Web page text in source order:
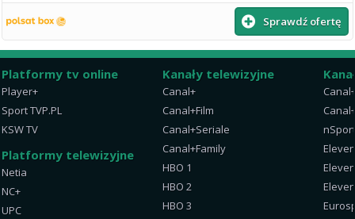
Sprawdź ofertę
Platformy tv online
Player+
Sport TVP.PL
KSW TV
Platformy telewizyjne
Netia
NC+
UPC
Kanały telewizyjne
Canal+
Canal+Film
Canal+Seriale
Canal+Family
HBO 1
HBO 2
HBO 3